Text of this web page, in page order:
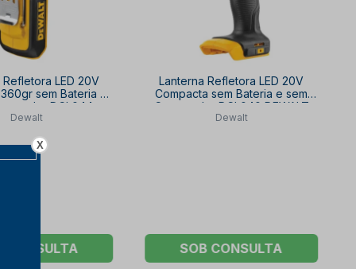
LED 20V
sem Bateria e
DCL044
DEWALT
Dewalt
CONSULTA
Lanterna Refletora LED 20V
Compacta sem Bateria e sem
Carregador DCL040 DEWALT
Dewalt
SOB CONSULTA
X